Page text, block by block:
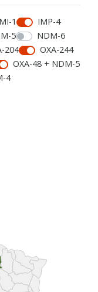
1
IMP-4
5
NDM-6
204
OXA-244
OXA-48 + NDM-5
4